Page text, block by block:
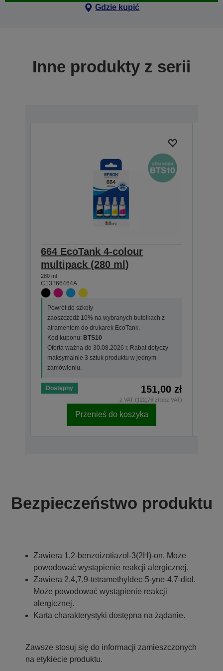
Gdzie kupić
Inne produkty z serii
664 EcoTank 4-colour
multipack (280 ml)
280 ml
C13T66464A
Powrót do szkoły
zaoszczędź 10% na wybranych butelkach z
atramentem do drukarek EcoTank.
Kod kuponu: BTS10
Oferta ważna do 30.08.2026 r. Rabat dotyczy
maksymalnie 3 sztuk produktu w jednym
zamówieniu.
Dostępny 151,00 zł
z VAT (122,76 zł bez VAT)
Przenieś do koszyka
Bezpieczeństwo produktu
Zawiera 1,2-benzoizotiazol-3(2H)-on. Może
powodować wystąpienie reakcji alergicznej.
Zawiera 2,4,7,9-tetramethyldec-5-yne-4,7-diol.
Może powodować wystąpienie reakcji
alergicznej.
Karta charakterystyki dostępna na żądanie.
Zawsze stosuj się do informacji zamieszczonych
na etykiecie produktu.